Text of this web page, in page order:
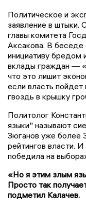
Политическое и
заявление в штыки.
главы комитета
Аксакова. В беседе
инициативу бредом
вклады граждан —
что это лишит
если власть пойдет
гвоздь в крышку
Политолог
языки" называют
Зюганов уже более
рейтингов власти.
победила на
«Но я этим злым
Просто так
подметил Калачев.